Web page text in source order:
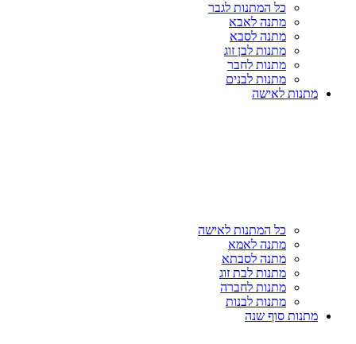
כל המתנות לגבר
מתנה לאבא
מתנה לסבא
מתנות לבן זוג
מתנות לחבר
מתנות לבנים
מתנות לאישה
כל המתנות לאישה
מתנה לאמא
מתנה לסבתא
מתנות לבת זוג
מתנות לחברה
מתנות לבנות
מתנות סוף שנה